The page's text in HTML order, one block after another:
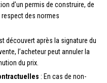
d’un permis de construire, de
respect des normes
découvert après la signature du
l’acheteur peut annuler la
du prix.
: En cas de non-